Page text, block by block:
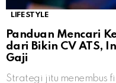
LIFESTYLE
Panduan Mencari
dari Bikin CV ATS,
Gaji
Strategi jitu menembus